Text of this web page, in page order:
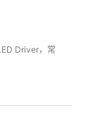
Driver，常